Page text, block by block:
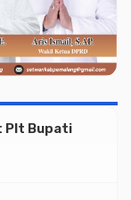
Plt Bupati